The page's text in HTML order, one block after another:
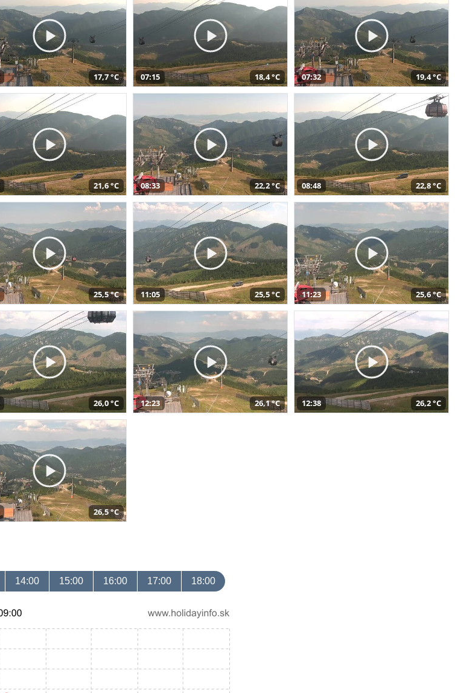
17,7 °C 07:15 18,4 °C 07:32 19,4 °C
21,6 °C 08:33 22,2 °C 08:48 22,8 °C
25,5 °C 11:05 25,5 °C 11:23 25,6 °C
26,0 °C 12:23 26,1 °C 12:38 26,2 °C
26,5 °C
14:00 15:00 16:00 17:00 18:00